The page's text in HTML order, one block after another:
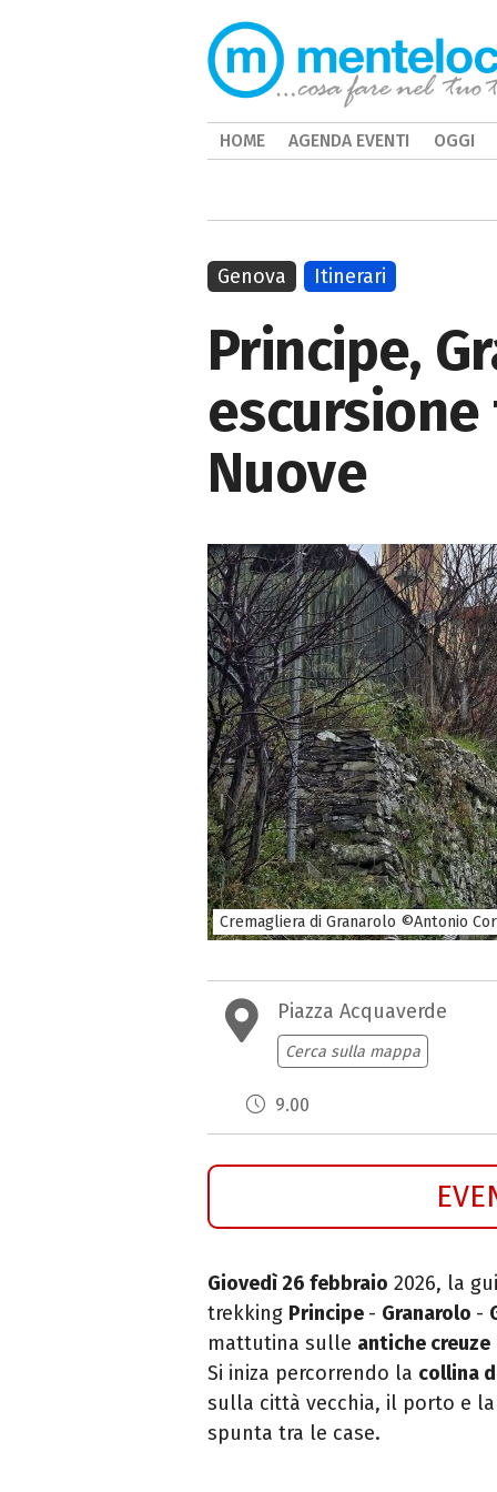
Principe,
Nuove
Cremagliera di Granarolo ©Antonio
Piazza Acquaverde
Cerca sulla mappa
9.00
Giovedì 26 febbraio 2026, la
trekking Principe - Granarolo -
mattutina sulle antiche creuze
Si iniza percorrendo la collina
sulla città vecchia, il porto e
spunta tra le case.
Genova Itinerari
HOME AGENDA EVENTI OGGI